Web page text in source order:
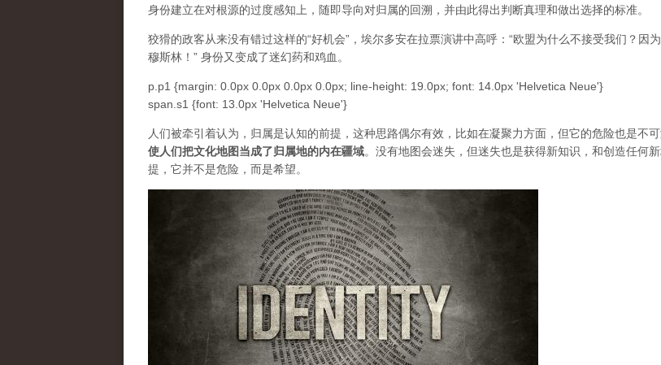
身份建立在对根源的过度感知上，随即导向对归属的回溯，并由此得出判断真理和做出选择的标准。
狡猾的政客从来没有错过这样的“好机会”， 埃尔多安在拉票演讲中高呼 ：“欧盟为什么不接受我们 ？ 因
穆斯林 ！” 身份又变成了迷幻药和鸡血。
p.p1 {margin: 0.0px 0.0px 0.0px 0.0px; line-height: 19.0px; font: 14.0px 'Helvetica Neue'}
span.s1 {font: 13.0px 'Helvetica Neue'}
人们被牵引着认为，归属是认知的前提，这种思路偶尔有效，比如在凝聚力方面，但它的危险也是不可
使人们把文化地图当成了归属地的内在疆域。没有地图会迷失，但迷失也是获得新知识，和创造任何
提，它并不是危险，而是希望。